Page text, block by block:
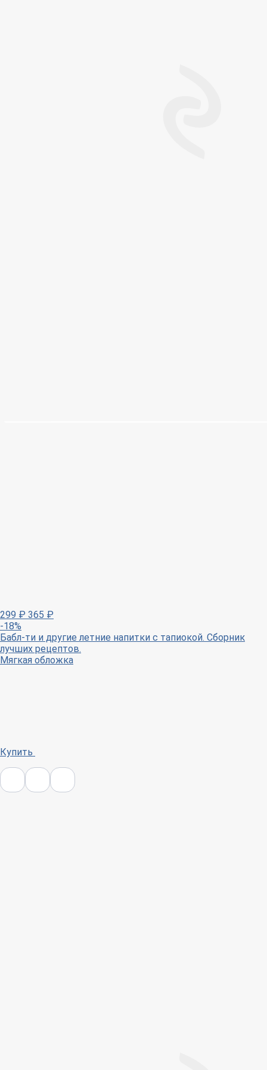
299 ₽ 365 ₽
-18%
Бабл-ти и другие летние напитки с тапиокой. Сборник
лучших рецептов.
Мягкая обложка
Купить